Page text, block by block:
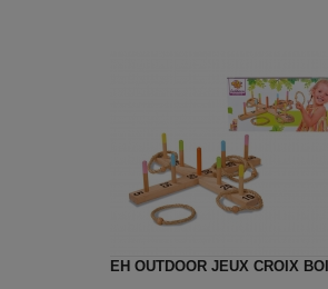
EH OUTDOOR JEUX CROIX